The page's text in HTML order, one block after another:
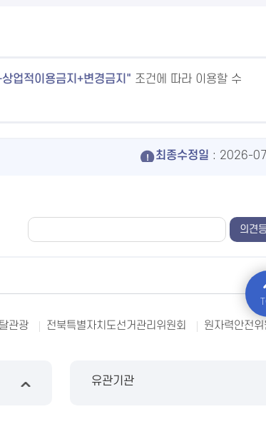
업적이용금지+변경금지
조건에 따라 이용할 수
최종수정일 : 2026-
관광 전북특별자치도선거관리위원회 원자력안전
유관기관